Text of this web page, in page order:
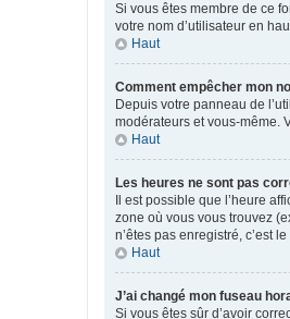
Si vous êtes membre de ce
votre nom d’utilisateur en
Haut
Comment empêcher mon
Depuis votre panneau de
modérateurs et vous-même.
Haut
Les heures ne sont pas
Il est possible que l’heure
zone où vous vous trouvez
n’êtes pas enregistré, c’est
Haut
J’ai changé mon fuseau
Si vous êtes sûr d’avoir